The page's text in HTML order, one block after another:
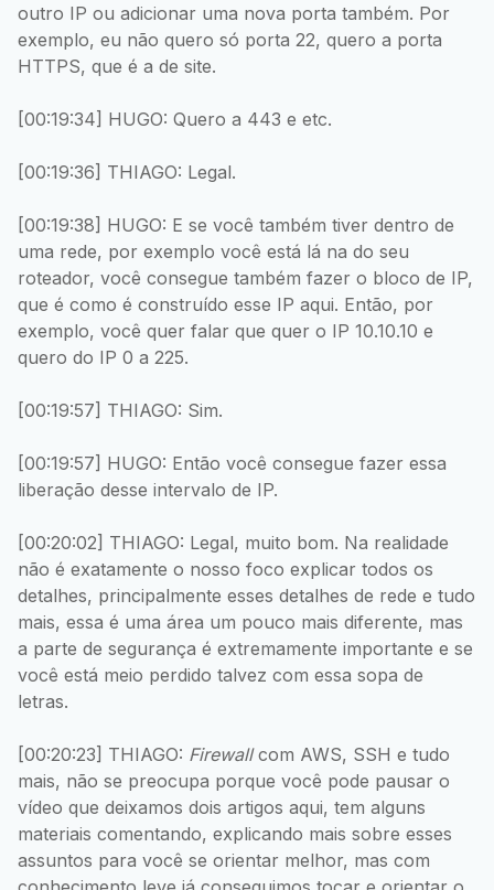
outro IP ou adicionar uma nova porta também. Por
exemplo, eu não quero só porta 22, quero a porta
HTTPS, que é a de site.
[00:19:34] HUGO: Quero a 443 e etc.
[00:19:36] THIAGO: Legal.
[00:19:38] HUGO: E se você também tiver dentro de
uma rede, por exemplo você está lá na do seu
roteador, você consegue também fazer o bloco de IP,
que é como é construído esse IP aqui. Então, por
exemplo, você quer falar que quer o IP 10.10.10 e
quero do IP 0 a 225.
[00:19:57] THIAGO: Sim.
[00:19:57] HUGO: Então você consegue fazer essa
liberação desse intervalo de IP.
[00:20:02] THIAGO: Legal, muito bom. Na realidade
não é exatamente o nosso foco explicar todos os
detalhes, principalmente esses detalhes de rede e tudo
mais, essa é uma área um pouco mais diferente, mas
a parte de segurança é extremamente importante e se
você está meio perdido talvez com essa sopa de
letras.
[00:20:23] THIAGO: Firewallcom AWS, SSH e tudo
mais, não se preocupa porque você pode pausar o
vídeo que deixamos dois artigos aqui, tem alguns
materiais comentando, explicando mais sobre esses
assuntos para você se orientar melhor, mas com